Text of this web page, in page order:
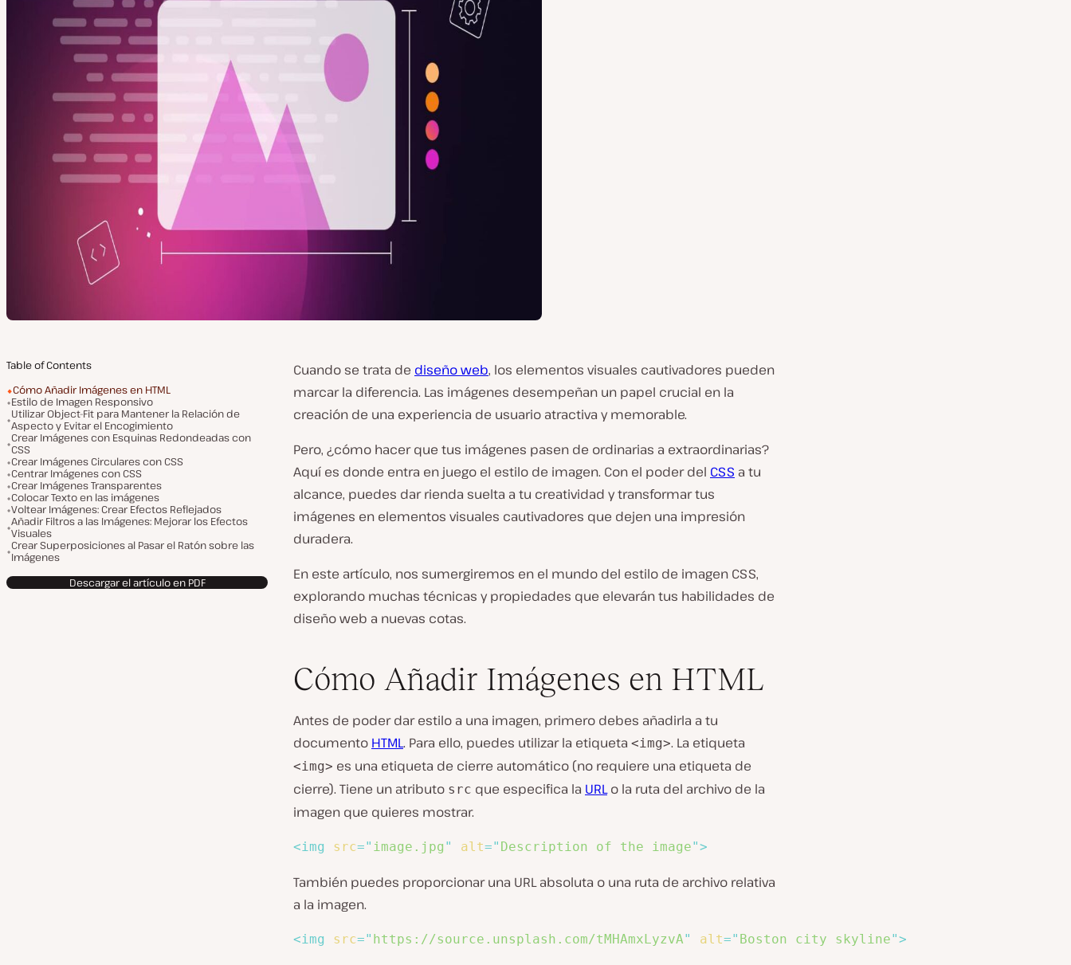
Table of Contents
Cómo Añadir Imágenes en HTML
Estilo de Imagen Responsivo
Utilizar Object-Fit para Mantener la Relación de
Aspecto y Evitar el Encogimiento
Crear Imágenes con Esquinas Redondeadas con
CSS
Crear Imágenes Circulares con CSS
Centrar Imágenes con CSS
Crear Imágenes Transparentes
Colocar Texto en las imágenes
Voltear Imágenes: Crear Efectos Reflejados
Añadir Filtros a las Imágenes: Mejorar los Efectos
Visuales
Crear Superposiciones al Pasar el Ratón sobre las
Imágenes
Descargar el artículo en PDF
Cuando se trata de diseño web, los elementos visuales cautivadores pueden
marcar la diferencia. Las imágenes desempeñan un papel crucial en la
creación de una experiencia de usuario atractiva y memorable.
Pero, ¿cómo hacer que tus imágenes pasen de ordinarias a extraordinarias?
Aquí es donde entra en juego el estilo de imagen. Con el poder del CSS a tu
alcance, puedes dar rienda suelta a tu creatividad y transformar tus
imágenes en elementos visuales cautivadores que dejen una impresión
duradera.
En este artículo, nos sumergiremos en el mundo del estilo de imagen CSS,
explorando muchas técnicas y propiedades que elevarán tus habilidades de
diseño web a nuevas cotas.
Cómo Añadir Imágenes en HTML
Antes de poder dar estilo a una imagen, primero debes añadirla a tu
documento HTML. Para ello, puedes utilizar la etiqueta <img>. La etiqueta
<img> es una etiqueta de cierre automático (no requiere una etiqueta de
cierre). Tiene un atributo src que especifica la URLo la ruta del archivo de la
imagen que quieres mostrar.
<img src=" image.jpg " alt=" Description of the image">
También puedes proporcionar una URL absoluta o una ruta de archivo relativa
a la imagen.
<img src=" https://source.unsplash.com/tMHAmxLyzvA" alt=" Boston city skyline">